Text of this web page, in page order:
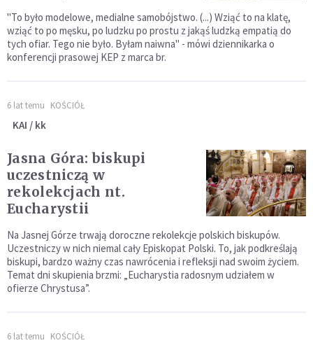
"To było modelowe, medialne samobójstwo. (...) Wziąć to na klatę,
wziąć to po męsku, po ludzku po prostu z jakąś ludzką empatią do
tych ofiar. Tego nie było. Byłam naiwna" - mówi dziennikarka o
konferencji prasowej KEP z marca br.
6 lat temu KOŚCIÓŁ
KAI / kk
Jasna Góra: biskupi
uczestniczą w
rekolekcjach nt.
Eucharystii
Na Jasnej Górze trwają doroczne rekolekcje polskich biskupów.
Uczestniczy w nich niemal cały Episkopat Polski. To, jak podkreślają
biskupi, bardzo ważny czas nawrócenia i refleksji nad swoim życiem.
Temat dni skupienia brzmi: „Eucharystia radosnym udziałem w
ofierze Chrystusa”.
6 lat temu KOŚCIÓŁ